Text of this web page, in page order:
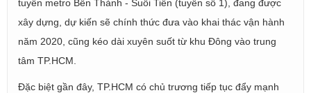
tuyến metro Bến Thành - Suối Tiên (tuyến số 1), đang được
xây dựng, dự kiến sẽ chính thức đưa vào khai thác vận hành
năm 2020, cũng kéo dài xuyên suốt từ khu Đông vào trung
tâm TP.HCM.
Đặc biệt gần đây, TP.HCM có chủ trương tiếp tục đẩy mạnh